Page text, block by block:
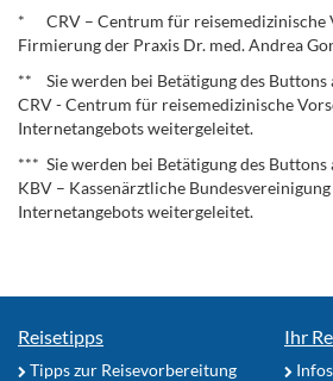
* CRV – Centrum für reisemedizinische
Firmierung der Praxis Dr. med. Andrea
** Sie werden bei Betätigung des Buttons
CRV - Centrum für reisemedizinische
Internetangebots weitergeleitet.
*** Sie werden bei Betätigung des Buttons
KBV – Kassenärztliche
Internetangebots weitergeleitet.
Reisetipps
Tipps zur Reisevorbereitung
Ihr